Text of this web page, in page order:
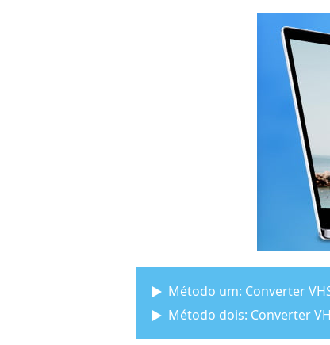
Método um: Converter
Método dois: Converter